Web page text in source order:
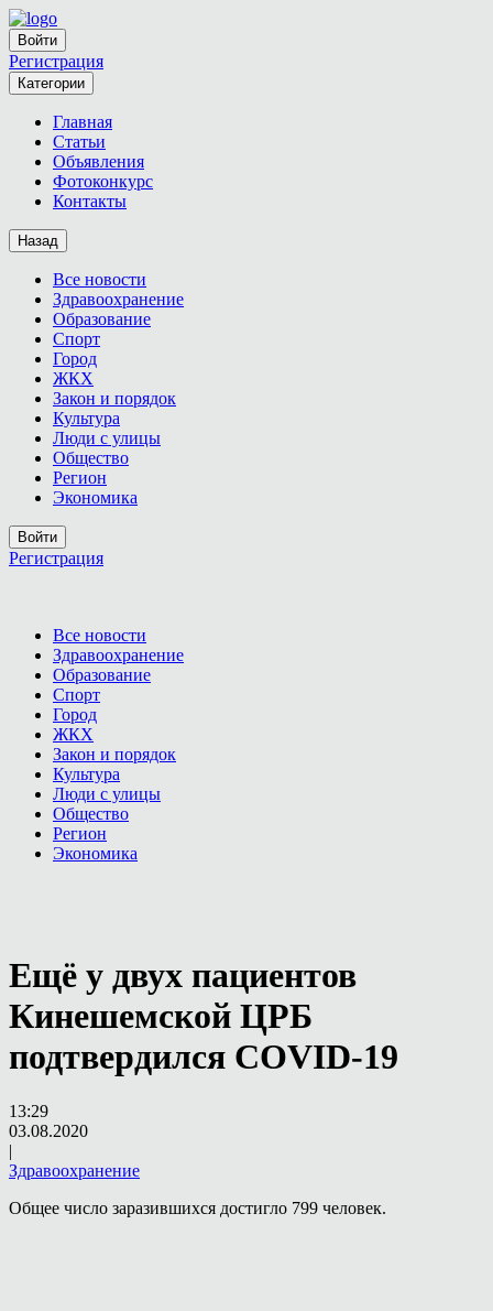
Войти
Регистрация
Категории
Главная
Статьи
Объявления
Фотоконкурс
Контакты
Назад
Все новости
Здравоохранение
Образование
Спорт
Город
ЖКХ
Закон и порядок
Культура
Люди с улицы
Общество
Регион
Экономика
Войти
Регистрация
Все новости
Здравоохранение
Образование
Спорт
Город
ЖКХ
Закон и порядок
Культура
Люди с улицы
Общество
Регион
Экономика
Ещё у двух пациентов
Кинешемской ЦРБ
подтвердился COVID-19
13:29
03.08.2020
|
Здравоохранение
Общее число заразившихся достигло 799 человек.